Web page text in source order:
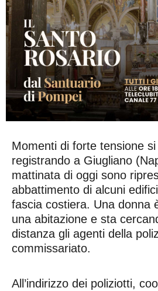
Momenti di forte tensione
registrando a Giugliano
mattinata di oggi sono
abbattimento di alcuni
fascia costiera. Una donna
una abitazione e sta
distanza gli agenti della
commissariato.
All’indirizzo dei poliziotti,